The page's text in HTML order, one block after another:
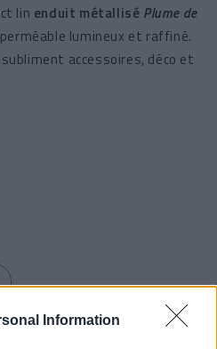
Information
lin enduit métallisé Plume de
lumineux et raffiné.
accessoires, déco et